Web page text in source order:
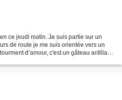
ce jeudi matin. Je suis partie sur un
de route je me suis orientée vers un
d’amour, c'est un gâteau antillais